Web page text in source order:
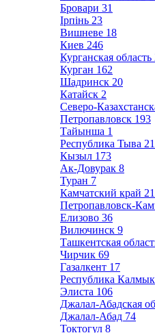
Бровари 31
Ірпінь 23
Вишневе 18
Киев 246
Курганская область
Курган 162
Шадринск 20
Катайск 2
Северо-
Петропавловск 193
Тайынша 1
Республика Тыва
Кызыл 173
Ак-Довурак 8
Туран 7
Камчатский край
Петропавловск-
Елизово 36
Вилючинск 9
Ташкентская
Чирчик 69
Газалкент 17
Республика
Элиста 106
Джалал-Абадская
Джалал-Абад 74
Токтогул 8